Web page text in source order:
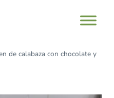
de calabaza con chocolate y